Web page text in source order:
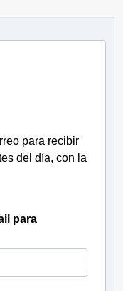
para recibir
del día, con la
para